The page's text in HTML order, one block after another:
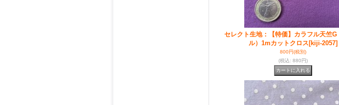
セレクト生地：【特価】カラフル天竺G
ル）1mカットクロス [kiji-2057]
800円(税別)
(税込: 880円)